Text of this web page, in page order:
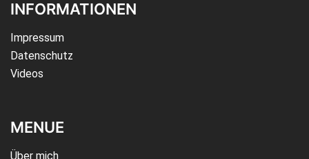
INFORMATIONEN
Impressum
Datenschutz
Videos
MENUE
Über mich